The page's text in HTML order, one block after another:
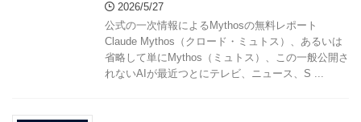
2026/5/27
公式の一次情報によるMythosの無料レポート
Claude Mythos（クロード・ミュトス）、あるいは
省略して単にMythos（ミュトス）、この一般公開さ
れないAIが最近つとにテレビ、ニュース、S ...